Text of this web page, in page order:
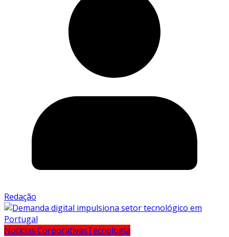
Redação
Notícias CorporativasTecnologia